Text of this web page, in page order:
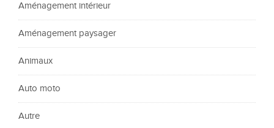
Aménagement intérieur
Aménagement paysager
Animaux
Auto moto
Autre